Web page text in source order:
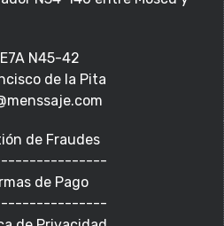
N45-42
de la Pita
de Fraudes
de Pago